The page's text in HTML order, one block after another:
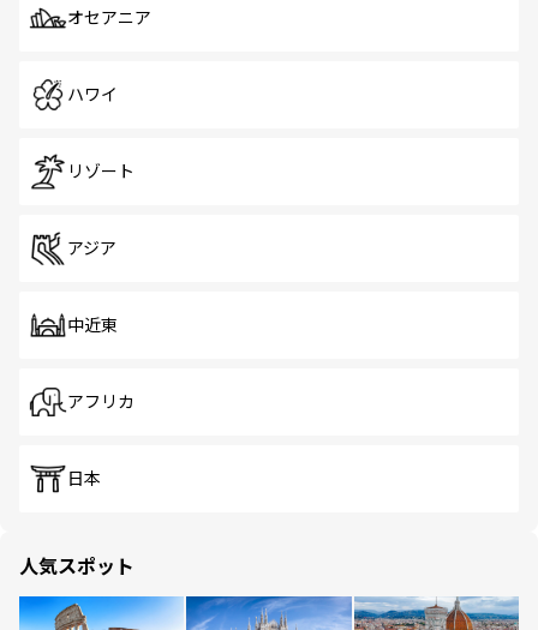
オセアニア
ハワイ
リゾート
アジア
中近東
アフリカ
日本
人気スポット